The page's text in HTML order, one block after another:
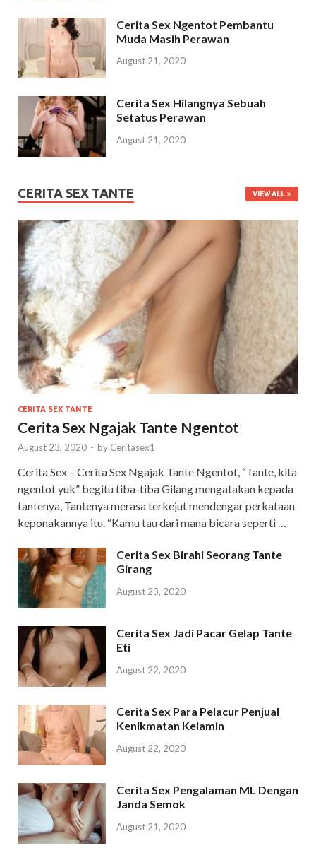
Cerita Sex Ngentot Pembantu
Muda Masih Perawan
August 21, 2020
Cerita Sex Hilangnya Sebuah
Setatus Perawan
August 21, 2020
CERITA SEX TANTE VIEW ALL
CERITA SEX TANTE
Cerita Sex Ngajak Tante Ngentot
August 23, 2020 - by Ceritasex1
Cerita Sex – Cerita Sex Ngajak Tante Ngentot, “Tante, kita
ngentot yuk” begitu tiba-tiba Gilang mengatakan kepada
tantenya, Tantenya merasa terkejut mendengar perkataan
keponakannya itu. “Kamu tau dari mana bicara seperti …
Cerita Sex Birahi Seorang Tante
Girang
August 23, 2020
Cerita Sex Jadi Pacar Gelap Tante
Eti
August 22, 2020
Cerita Sex Para Pelacur Penjual
Kenikmatan Kelamin
August 22, 2020
Cerita Sex Pengalaman ML Dengan
Janda Semok
August 21, 2020